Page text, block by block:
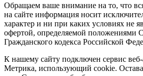
Обращаем ваше внимание на то, что
на сайте информация носит
характер и ни при каких условиях не
офертой, определяемой положениями
Гражданского кодекса Российской
К нашему сайту подключен сервис
Метрика, использующий cookie.